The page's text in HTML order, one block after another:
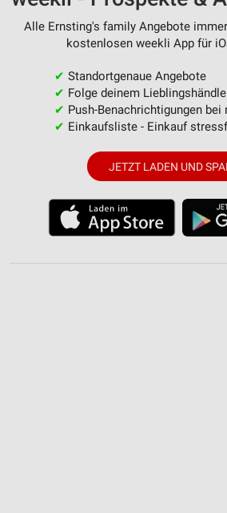
Alle Ernsting's family Angebote
kostenlosen weekli App für
✔ Standortgenaue Angebote
✔ Folge deinem
✔ Push-Benachrichtigungen bei
✔ Einkaufsliste - Einkauf
JETZT LADEN UND